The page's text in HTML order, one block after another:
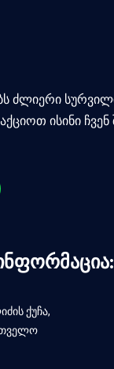
ძლიერი
ისინი
ქუჩა,